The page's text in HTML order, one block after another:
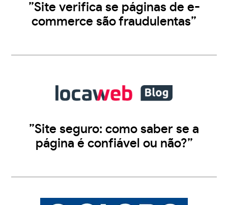
”Site verifica se páginas de e-
commerce são fraudulentas”
”Site seguro: como saber se a
página é confiável ou não?”